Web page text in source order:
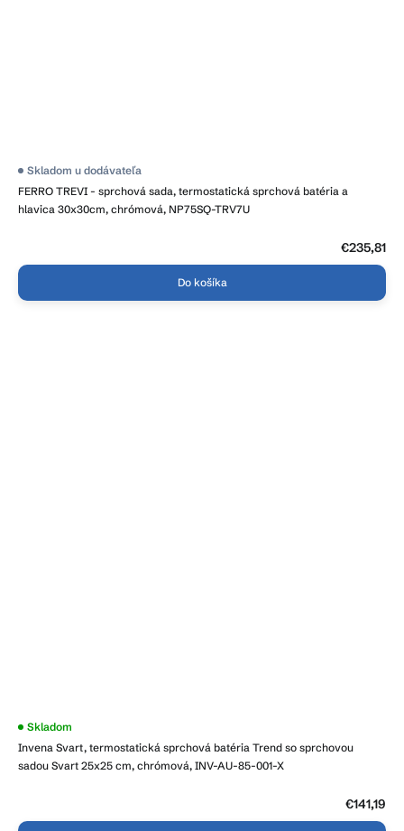
FERRO TREVI - sprchová sada, termostatická sprchová batéria a
hlavica 30x30cm, chrómová, NP75SQ-TRV7U
Priemerné
produktu
je
Skladom u dodávateľa
€235,81
Do košíka
Invena Svart, termostatická sprchová batéria Trend so sprchovou
sadou Svart 25x25 cm, chrómová, INV-AU-85-001-X
Skladom
€141,19